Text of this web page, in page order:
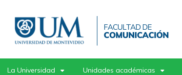
contenido
principal
La Universidad Unidades académicas